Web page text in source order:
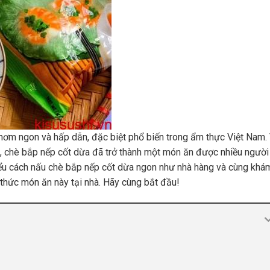
ngon và hấp dẫn, đặc biệt phổ biến trong ẩm thực Việt Nam.
bắp nếp cốt dừa đã trở thành một món ăn được nhiều người
cách nấu chè bắp nếp cốt dừa ngon như nhà hàng và cùng
món ăn này tại nhà. Hãy cùng bắt đầu!